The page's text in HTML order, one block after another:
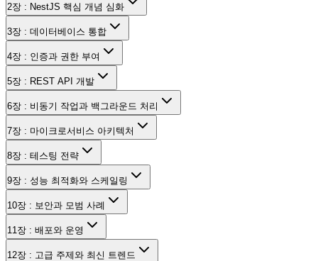
2장 : NestJS 핵심 개념 심화
3장 : 데이터베이스 통합
4장 : 인증과 권한 부여
5장 : REST API 개발
6장 : 비동기 작업과 백그라운드 처리
7장 : 마이크로서비스 아키텍처
8장 : 테스팅 전략
9장 : 성능 최적화와 스케일링
10장 : 보안과 모범 사례
11장 : 배포와 운영
12장 : 고급 주제와 최신 트렌드